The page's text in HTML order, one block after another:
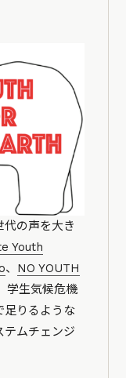
代の声を大き
Youth
、 NO YOUTH
学生気候危機
足りるような
テムチェンジ